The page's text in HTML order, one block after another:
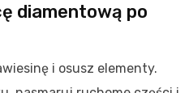
diamentową po
i osusz elementy.